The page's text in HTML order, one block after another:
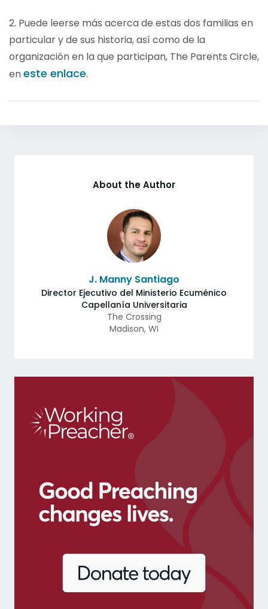
2. Puede leerse más acerca de estas dos familias en
particular y de sus historia, así como de la
organización en la que participan, The Parents Circle,
eneste enlace.
About the Author
J. Manny Santiago
Director Ejecutivo del Ministerio Ecuménico
Capellanía Universitaria
The Crossing
Madison, WI